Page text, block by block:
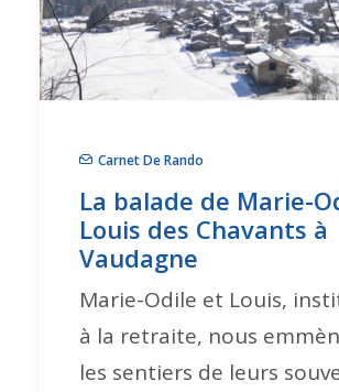
Carnet De Rando
La balade de Marie-
Louis des Chavants à
Vaudagne
Marie-Odile et Louis,
à la retraite, nous
les sentiers de leurs